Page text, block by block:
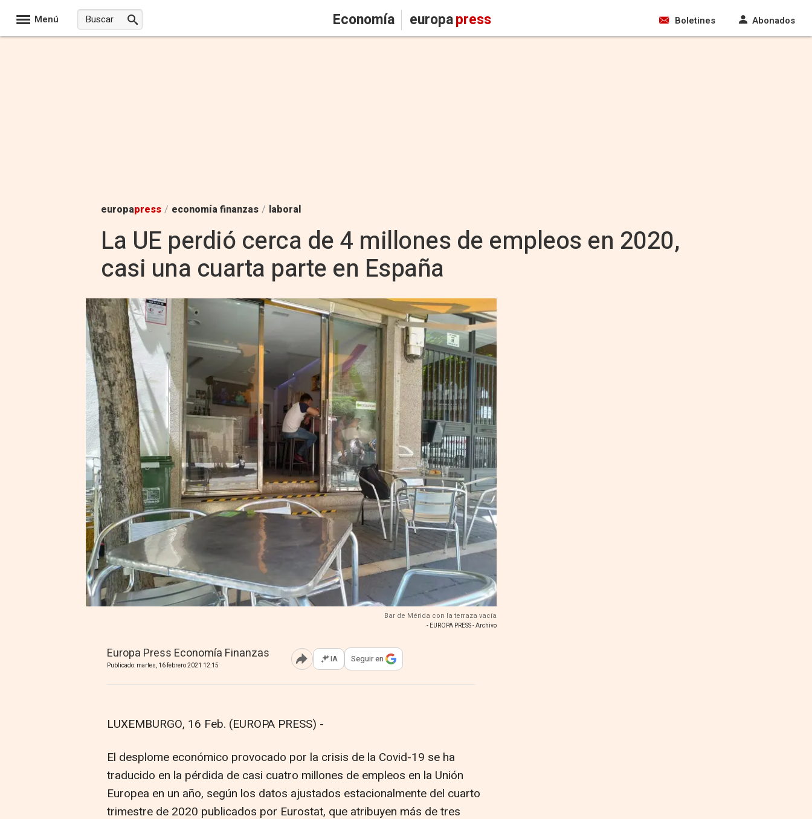
Menú Economía europapress Boletines Abonados
europapress / economía finanzas / laboral
La UE perdió cerca de 4 millones de empleos en 2020,
casi una cuarta parte en España
Bar de Mérida con la terraza vacía
- EUROPA PRESS - Archivo
Europa Press Economía Finanzas
Publicado: martes, 16 febrero 2021 12:15 Abrir opciones para compartir
IA Seguir en
LUXEMBURGO, 16 Feb. (EUROPA PRESS) -
El desplome económico provocado por la crisis de la Covid-19 se ha
traducido en la pérdida de casi cuatro millones de empleos en la Unión
Europea en un año, según los datos ajustados estacionalmente del cuarto
trimestre de 2020 publicados por Eurostat, que atribuyen más de tres